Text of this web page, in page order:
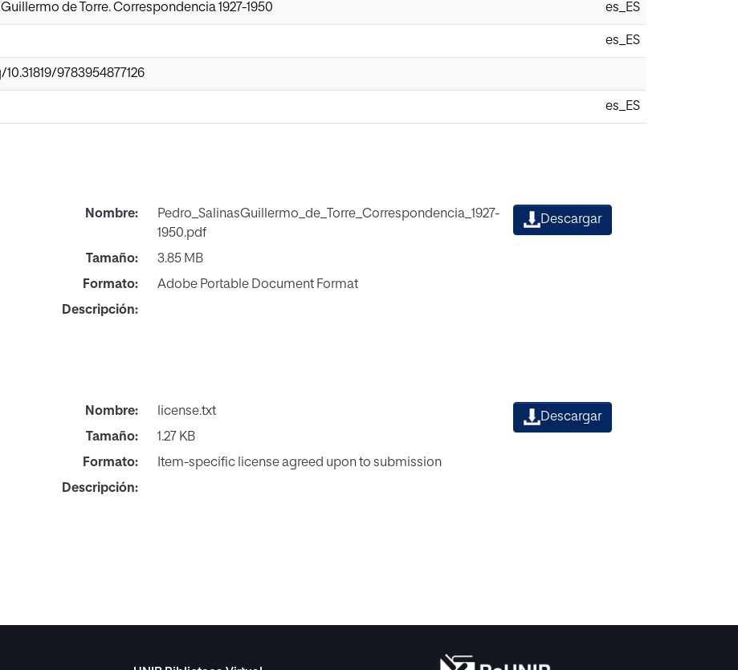
de Torre. Correspondencia 1927-1950 es_ES
es_ES
9783954877126
es_ES
Nombre:
Pedro_SalinasGuillermo_de_Torre_Correspondencia_1927-
1950.pdf
Tamaño:
3.85 MB
Formato:
Adobe Portable Document Format
Descripción:
Descargar
Nombre:
license.txt
Tamaño:
1.27 KB
Formato:
Item-specific license agreed upon to submission
Descripción:
Descargar